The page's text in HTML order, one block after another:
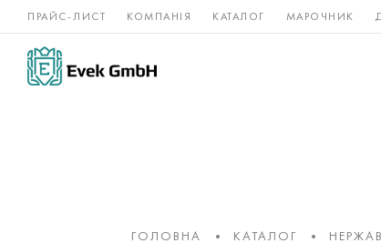
ПРАЙС-ЛИСТ КОМПАНІЯ КАТАЛОГ МАРОЧНИК
Нікелеві
сплави
ГОЛОВНА КАТАЛОГ